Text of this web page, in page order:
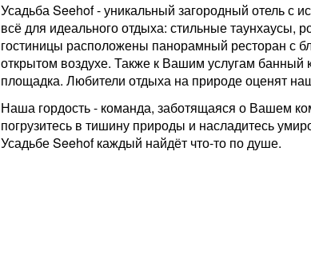
Усадьба Seehof - уникальный загородный отель с
всё для идеального отдыха: стильные таунхаусы,
гостиницы расположены панорамный ресторан с
открытом воздухе. Также к Вашим услугам
площадка. Любители отдыха на природе оценят
Наша гордость - команда, заботящаяся о Вашем
погрузитесь в тишину природы и насладитесь
Усадьбе Seehof каждый найдёт что-то по душе.